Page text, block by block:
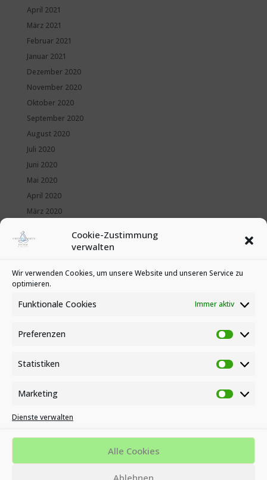
Cookie-Zustimmung
verwalten
Wir verwenden Cookies, um unsere Website und unseren Service zu
optimieren.
Funktionale Cookies Immer aktiv
Preferenzen
Statistiken
Marketing
Marketing
Dienste verwalten
Alle Cookies
Ablehnen
April 2021
März 2021
Februar 2021
Januar 2021
Dezember 2020
November 2020
Oktober 2020
September 2020
August 2020
Juli 2020
Juni 2020
Mai 2020
April 2020
März 2020
Januar 2020
Kategorien
News
Veranstaltungen
MVZ KINDERWUNSCH- UND ENDOMETRIOSE ZENTRUM AM